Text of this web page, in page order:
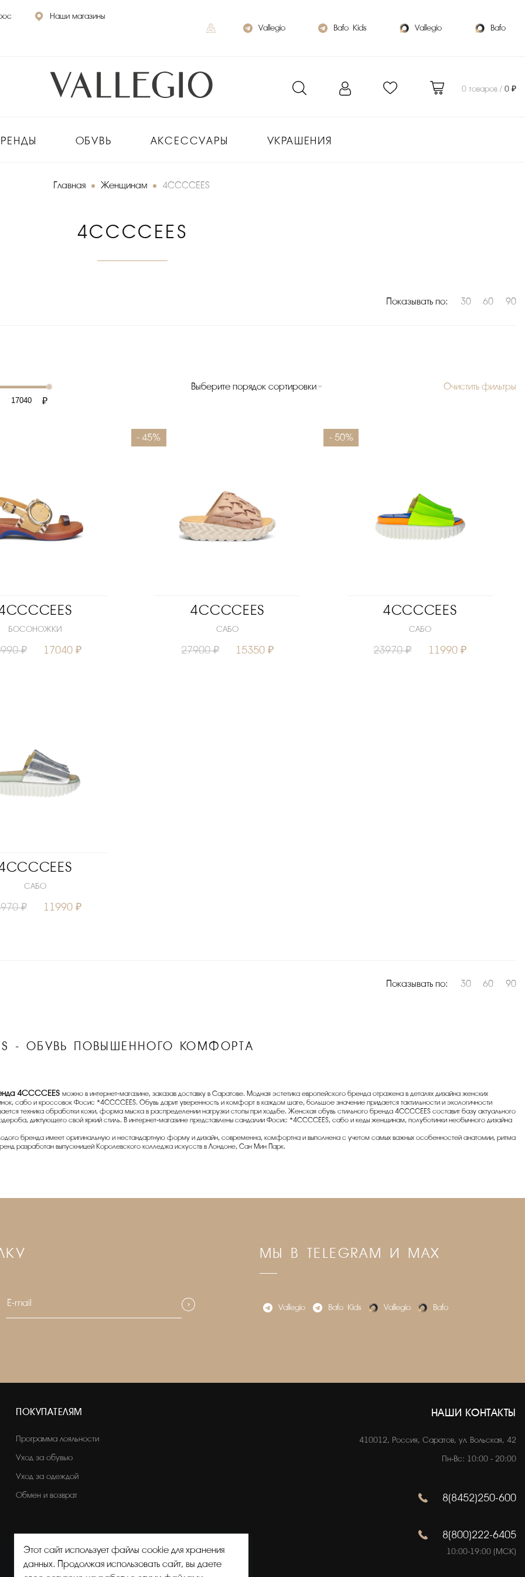
Наши магазины
Vallegio
Bafo_Kids Vallegio Bafo
0 товаров /0 ₽
ОБУВЬ АКСЕССУАРЫ УКРАШЕНИЯ
Главная Женщинам 4CCCCEES
4CCCCEES
Показывать по: 30 60 90
₽
Выберите порядок сортировки Очистить фильтры
БОСОНОЖКИ
₽ 17040 ₽
- 45%
4CCCCEES
САБО
27900 ₽ 15350 ₽
- 50%
4CCCCEES
САБО
23970 ₽ 11990 ₽
САБО
₽ 11990 ₽
Показывать по: 30 60 90
- ОБУВЬ ПОВЫШЕННОГО КОМФОРТА
4CCСCEES можно в интернет-магазине, заказав доставку в Саратове. Модная эстетика европейского бренда отражена в деталях дизайна женских
сабо и кроссовок Фосис *4CСCCEES. Обувь дарит уверенность и комфорт в каждом шаге, большое значение придается тактильности и экологичности
техника обработки кожи, форма мыска в распределении нагрузки стопы при ходьбе. Женская обувь стильного бренда 4CCСCEES составит базу актуального
диктующего свой яркий стиль. В интернет-магазине представлены сандалии Фосис *4CСCCEES, сабо и кеды женщинам, полуботинки необычного дизайна
бренда имеет оригинальную и нестандартную форму и дизайн, современна, комфортна и выполнена с учетом самых важных особенностей анатомии, ритма
разработан выпускницей Королевского колледжа искусств в Лондоне, Сан Мин Парк.
МЫ В TELEGRAM И MAX
Vallegio Bafo_Kids Vallegio Bafo
ПОКУПАТЕЛЯМ
Программа лояльности
Уход за обувью
Уход за одеждой
Обмен и возврат
НАШИ КОНТАКТЫ
410012, Россия, Саратов, ул. Вольская, 42
Пн-Вс: 10:00 - 20:00
8(8452)250-600
8(800)222-6405
10:00-19:00 (МСК)
Этот сайт использует файлы cookie для хранения
данных. Продолжая использовать сайт, вы даете